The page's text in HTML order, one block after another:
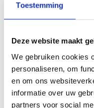
Toestemming
Deze website maakt
We gebruiken cookies
personaliseren, om
en om ons
informatie over uw
partners voor social
Als inwoner
50% korting.
op 50%
Hoe reserveren?
Ga naar onze
bestelling van